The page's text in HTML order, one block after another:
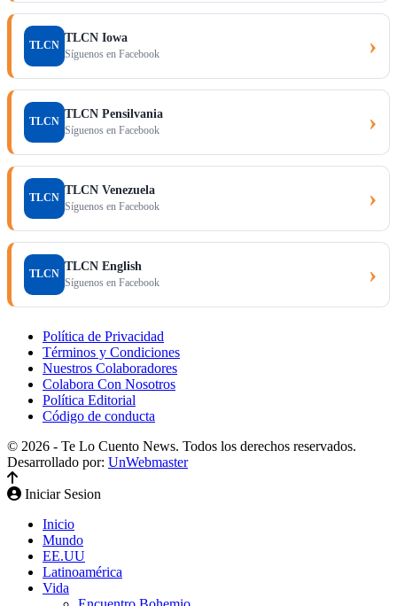
TLCN
TLCN Iowa
Síguenos en Facebook ›
TLCN
TLCN Pensilvania
Síguenos en Facebook ›
TLCN
TLCN Venezuela
Síguenos en Facebook ›
TLCN
TLCN English
Síguenos en Facebook ›
Política de Privacidad
Términos y Condiciones
Nuestros Colaboradores
Colabora Con Nosotros
Política Editorial
Código de conducta
© 2026 - Te Lo Cuento News. Todos los derechos reservados.
Desarrollado por: UnWebmaster
Iniciar Sesion
Inicio
Mundo
EE.UU
Latinoamérica
Vida